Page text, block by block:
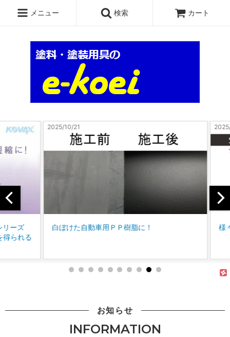
メニュー 検索 カート
用ＰＰ樹脂に！ 様々な溶剤に対応可能なトリガ
お知らせ
INFORMATION